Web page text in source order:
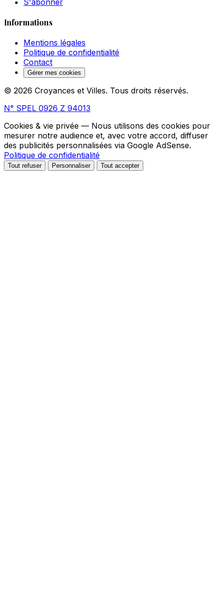
Informations
Mentions légales
Politique de confidentialité
Contact
Gérer mes cookies
© 2026 Croyances et Villes. Tous droits réservés.
N° SPEL 0926 Z 94013
Cookies & vie privée — Nous utilisons des cookies pour
mesurer notre audience et, avec votre accord, diffuser
des publicités personnalisées via Google AdSense.
Politique de confidentialité
Tout refuser Personnaliser Tout accepter